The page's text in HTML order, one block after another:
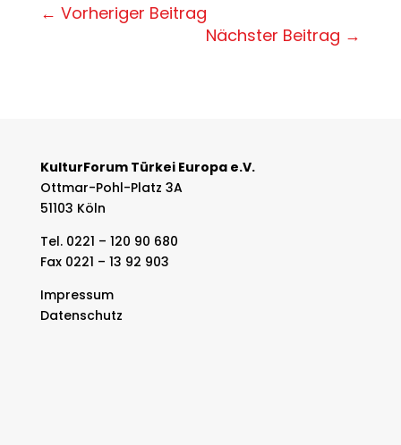
← Vorheriger Beitrag
Nächster Beitrag →
KulturForum Türkei Europa e.V.
Ottmar-Pohl-Platz 3A
51103 Köln
Tel. 0221 – 120 90 680
Fax 0221 – 13 92 903
Impressum
Datenschutz